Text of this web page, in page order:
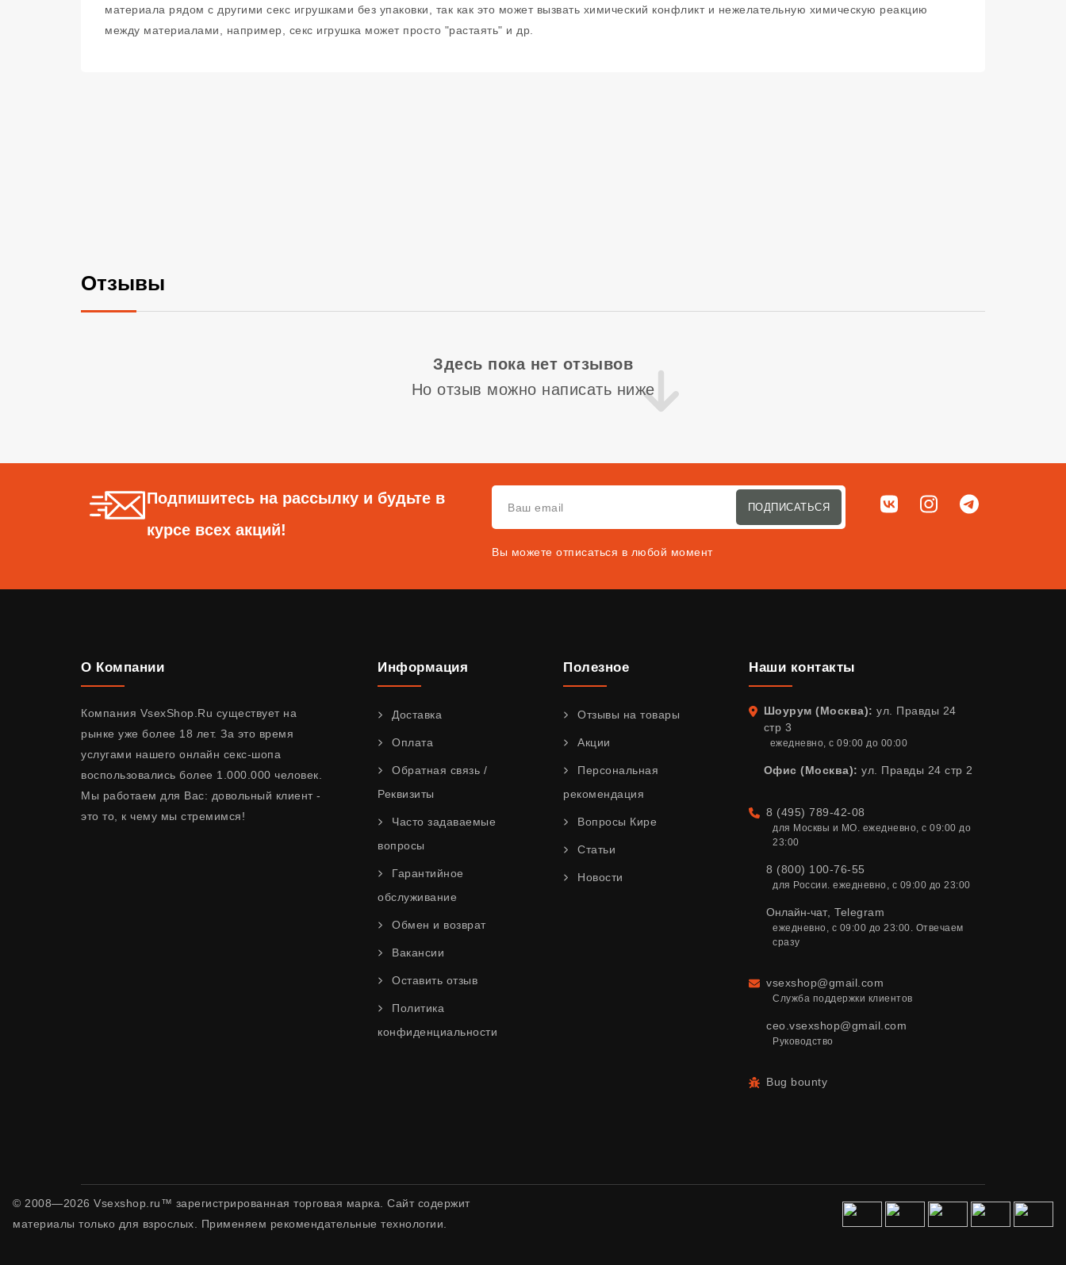
материала рядом с другими секс игрушками без упаковки, так как это может вызвать химический конфликт и нежелательную химическую реакцию
между материалами, например, секс игрушка может просто "растаять" и др.
Отзывы
Здесь пока нет отзывов
Но отзыв можно написать ниже
Подпишитесь на рассылку и будьте в
курсе всех акций!
ПОДПИСАТЬСЯ
Вы можете отписаться в любой момент
Мы в соц. сетях
ВКонтактеInstagramTelegram
О Компании
Компания VsexShop.Ru существует на
рынке уже более 18 лет. За это время
услугами нашего онлайн секс-шопа
воспользовались более 1.000.000 человек.
Мы работаем для Вас: довольный клиент -
это то, к чему мы стремимся!
Информация
Доставка
Оплата
Обратная связь /
Реквизиты
Часто задаваемые
вопросы
Гарантийное
обслуживание
Обмен и возврат
Вакансии
Оставить отзыв
Политика
конфиденциальности
Полезное
Отзывы на товары
Акции
Персональная
рекомендация
Вопросы Кире
Статьи
Новости
Наши контакты
Адрес
Шоурум (Москва): ул. Правды 24
стр 3
ежедневно, с 09:00 до 00:00
Офис (Москва): ул. Правды 24 стр 2
Телефон
8 (495) 789-42-08
для Москвы и МО. ежедневно, с 09:00 до
23:00
8 (800) 100-76-55
для России. ежедневно, с 09:00 до 23:00
Онлайн-чат,Telegram
ежедневно, с 09:00 до 23:00. Отвечаем
сразу
Email
vsexshop@gmail.com
Служба поддержки клиентов
ceo.vsexshop@gmail.com
Руководство
Bug bounty
© 2008—2026 Vsexshop.ru™ зарегистрированная торговая марка. Сайт содержит
материалы только для взрослых. Применяем рекомендательные технологии.